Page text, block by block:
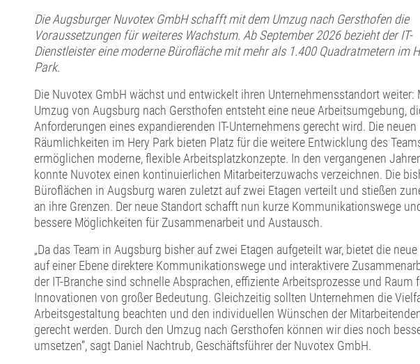
Die Augsburger Nuvotex GmbH schafft mit dem Umzug nach Gersthofen die
Voraussetzungen für weiteres Wachstum. Ab September 2026 bezieht der IT-
Dienstleister eine moderne Bürofläche mit mehr als 1.400 Quadratmetern im
Park.
Die Nuvotex GmbH wächst und entwickelt ihren Unternehmensstandort weiter:
Umzug von Augsburg nach Gersthofen entsteht eine neue Arbeitsumgebung,
Anforderungen eines expandierenden IT-Unternehmens gerecht wird. Die neuen
Räumlichkeiten im Hery Park bieten Platz für die weitere Entwicklung des
ermöglichen moderne, flexible Arbeitsplatzkonzepte. In den vergangenen
konnte Nuvotex einen kontinuierlichen Mitarbeiterzuwachs verzeichnen. Die
Büroflächen in Augsburg waren zuletzt auf zwei Etagen verteilt und stießen
an ihre Grenzen. Der neue Standort schafft nun kurze Kommunikationswege
bessere Möglichkeiten für Zusammenarbeit und Austausch.
„Da das Team in Augsburg bisher auf zwei Etagen aufgeteilt war, bietet die neue
auf einer Ebene direktere Kommunikationswege und interaktivere
der IT-Branche sind schnelle Absprachen, effiziente Arbeitsprozesse und Raum
Innovationen von großer Bedeutung. Gleichzeitig sollten Unternehmen die
Arbeitsgestaltung beachten und den individuellen Wünschen der
gerecht werden. Durch den Umzug nach Gersthofen können wir dies noch
umsetzen“, sagt Daniel Nachtrub, Geschäftsführer der Nuvotex GmbH.